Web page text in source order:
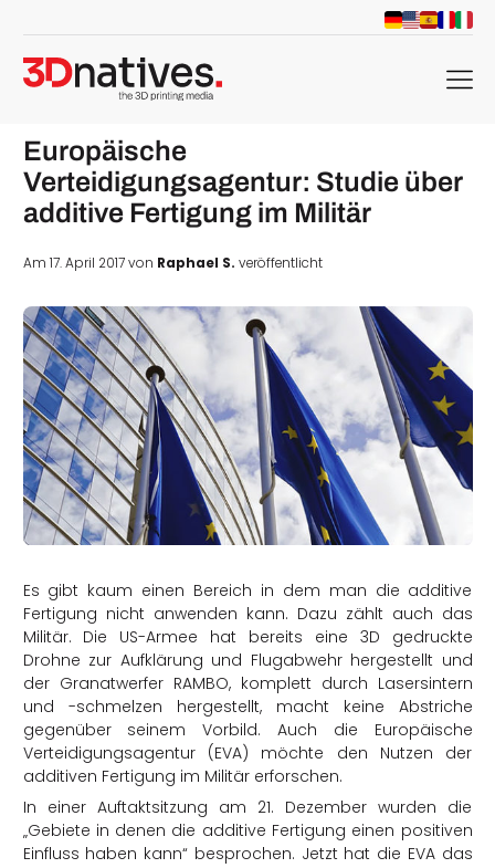
menu
Europäische
Verteidigungsagentur: Studie über
additive Fertigung im Militär
Am 17. April 2017 von Raphael S. veröffentlicht
Es gibt kaum einen Bereich in dem man die additive
Fertigung nicht anwenden kann. Dazu zählt auch das
Militär. Die US-Armee hat bereits eine 3D gedruckte
Drohne zur Aufklärung und Flugabwehr hergestellt und
der Granatwerfer RAMBO, komplett durch Lasersintern
und -schmelzen hergestellt, macht keine Abstriche
gegenüber seinem Vorbild. Auch die Europäische
Verteidigungsagentur (EVA) möchte den Nutzen der
additiven Fertigung im Militär erforschen.
In einer Auftaktsitzung am 21. Dezember wurden die
„Gebiete in denen die additive Fertigung einen positiven
Einfluss haben kann“ besprochen. Jetzt hat die EVA das